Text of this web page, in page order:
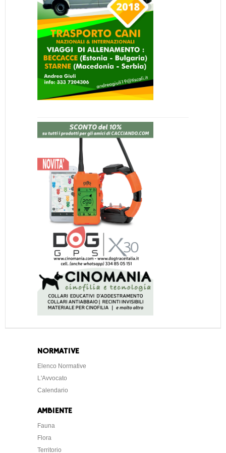
NORMATIVE
Elenco Normative
L'Avvocato
Calendario
AMBIENTE
Fauna
Flora
Territorio